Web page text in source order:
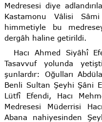
Medresesi diye
Kastamonu Vâlisi
himmetiyle bu
dergâh haline getirildi.
Hacı Ahmed Siyâhî
Tasavvuf yolunda
şunlardır: Oğulları
Benli Sultan Şeyhi Şâni
Lütfî Efendi, Hacı
Medresesi Müderrisi
Abana nahiyesinden